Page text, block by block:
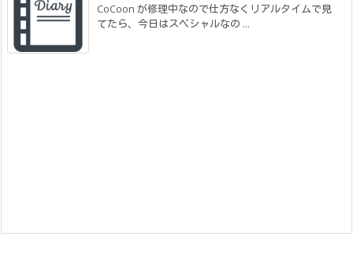
CoCoon が修理中なので仕方なくリアルタイムで見
てたら、今日はスペシャルなの ...